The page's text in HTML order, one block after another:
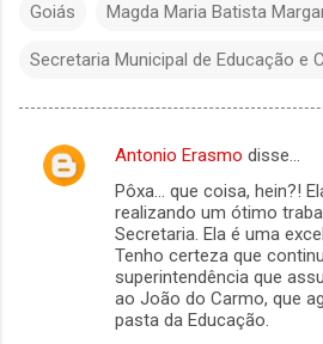
Goiás Magda Maria Batista
Secretaria Municipal de Educação e
C
Antonio Erasmo disse…
Pôxa... que coisa, hein?!
realizando um ótimo
Secretaria. Ela é uma
Tenho certeza que
superintendência que
ao João do Carmo, que
pasta da Educação.